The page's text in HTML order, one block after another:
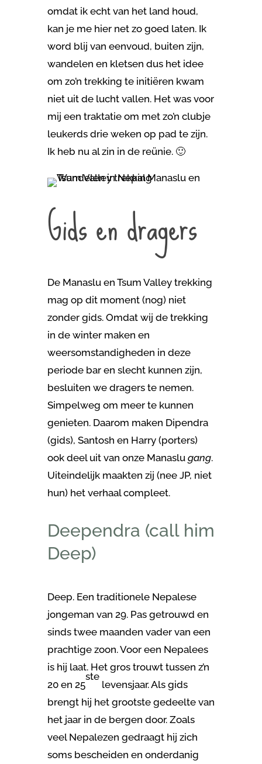
omdat ik echt van het land houd,
kan je me hier net zo goed laten. Ik
word blij van eenvoud, buiten zijn,
wandelen en kletsen dus het idee
om zo’n trekking te initiëren kwam
niet uit de lucht vallen. Het was voor
mij een traktatie om met zo’n clubje
leukerds drie weken op pad te zijn.
Ik heb nu al zin in de reünie. 🙂
Gids en dragers
De Manaslu en Tsum Valley trekking
mag op dit moment (nog) niet
zonder gids. Omdat wij de trekking
in de winter maken en
weersomstandigheden in deze
periode bar en slecht kunnen zijn,
besluiten we dragers te nemen.
Simpelweg om meer te kunnen
genieten. Daarom maken Dipendra
(gids), Santosh en Harry (porters)
ook deel uit van onze Manaslu gang.
Uiteindelijk maakten zij (nee JP, niet
hun) het verhaal compleet.
Deependra (call him
Deep)
Deep. Een traditionele Nepalese
jongeman van 29. Pas getrouwd en
sinds twee maanden vader van een
prachtige zoon. Voor een Nepalees
is hij laat. Het gros trouwt tussen z’n
20 en 25
ste
levensjaar. Als gids
brengt hij het grootste gedeelte van
het jaar in de bergen door. Zoals
veel Nepalezen gedraagt hij zich
soms bescheiden en onderdanig